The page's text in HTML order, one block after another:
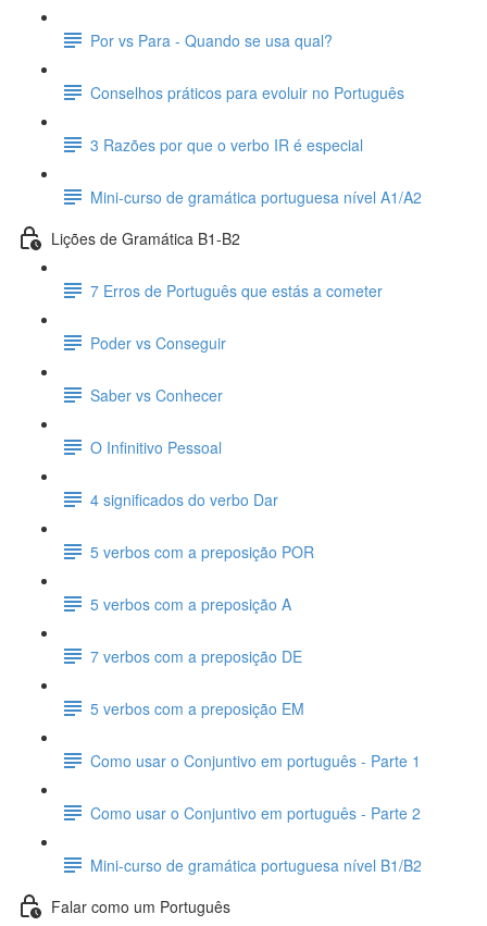
Por vs Para - Quando se usa qual?
Conselhos práticos para evoluir no Português
3 Razões por que o verbo IR é especial
Mini-curso de gramática portuguesa nível A1/A2
Lições de Gramática B1-B2
7 Erros de Português que estás a cometer
Poder vs Conseguir
Saber vs Conhecer
O Infinitivo Pessoal
4 significados do verbo Dar
5 verbos com a preposição POR
5 verbos com a preposição A
7 verbos com a preposição DE
5 verbos com a preposição EM
Como usar o Conjuntivo em português - Parte 1
Como usar o Conjuntivo em português - Parte 2
Mini-curso de gramática portuguesa nível B1/B2
Falar como um Português